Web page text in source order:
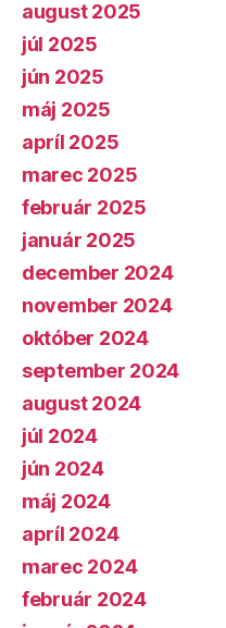
august 2025
júl 2025
jún 2025
máj 2025
apríl 2025
marec 2025
február 2025
január 2025
december 2024
november 2024
október 2024
september 2024
august 2024
júl 2024
jún 2024
máj 2024
apríl 2024
marec 2024
február 2024